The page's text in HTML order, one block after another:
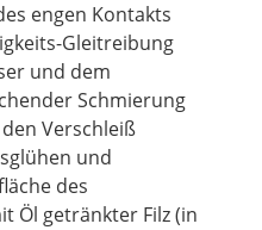
engen Kontakts
Gleitreibung
und dem
Schmierung
Verschleiß
und
des
Öl getränkter Filz (in